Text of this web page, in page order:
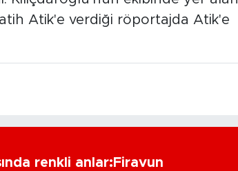
Atik'e verdiği röportajda Atik'e
renkli anlar:Firavun